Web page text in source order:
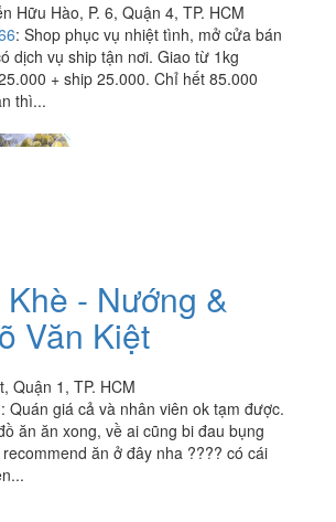
Hữu Hào, P. 6, Quận 4, TP. HCM
: Shop phục vụ nhiệt tình, mở cửa bán
dịch vụ ship tận nơi. Giao từ 1kg
+ ship 25.000. Chỉ hết 85.000
thì...
- Nướng &
Văn Kiệt
Quận 1, TP. HCM
: Quán giá cả và nhân viên ok tạm được.
ăn ăn xong, về ai cũng bi đau bụng
ăn ở đây nha ???? có cái